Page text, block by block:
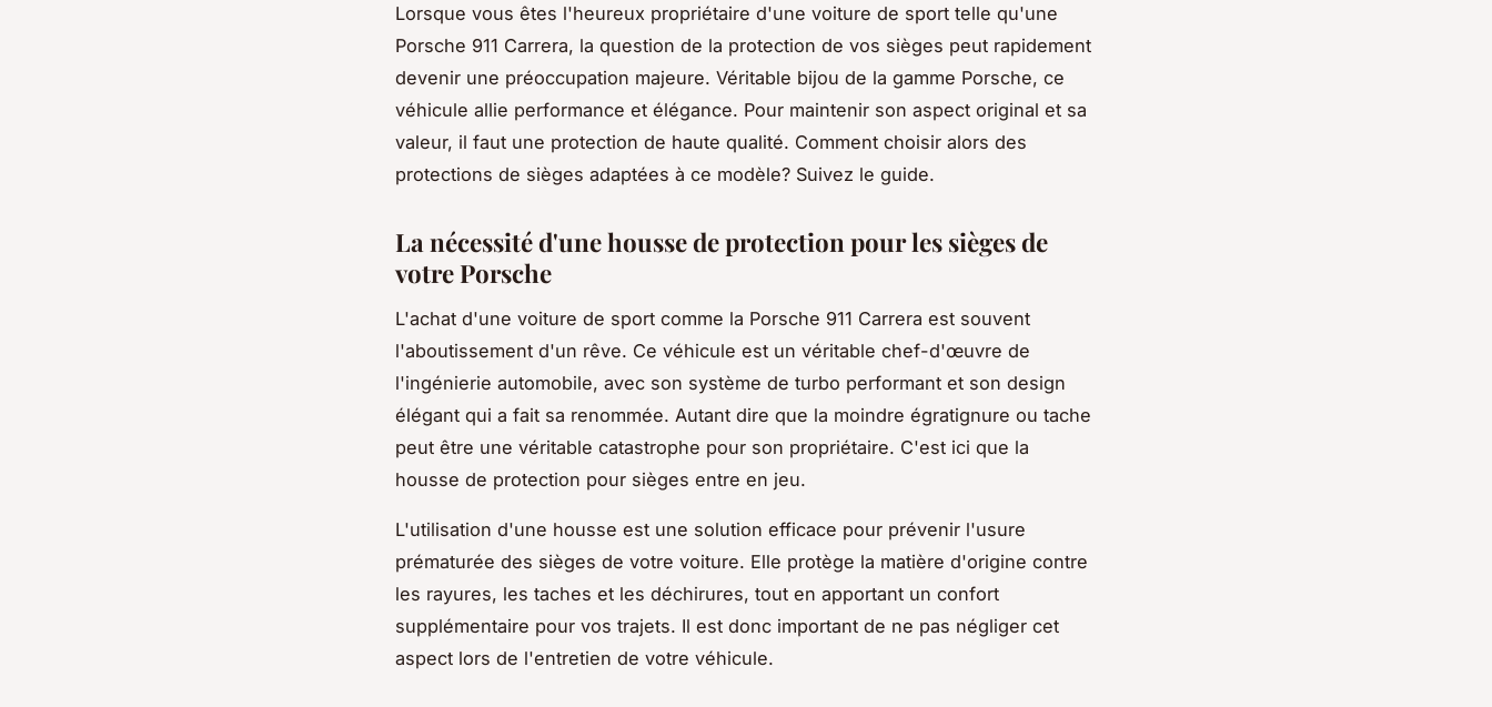
Lorsque vous êtes l'heureux propriétaire d'une voiture de sport telle qu'une
Porsche 911 Carrera, la question de la protection de vos sièges peut rapidement
devenir une préoccupation majeure. Véritable bijou de la gamme Porsche, ce
véhicule allie performance et élégance. Pour maintenir son aspect original et sa
valeur, il faut une protection de haute qualité. Comment choisir alors des
protections de sièges adaptées à ce modèle? Suivez le guide.
La nécessité d'une housse de protection pour les sièges de
votre Porsche
L'achat d'une voiture de sport comme la Porsche 911 Carrera est souvent
l'aboutissement d'un rêve. Ce véhicule est un véritable chef-d'œuvre de
l'ingénierie automobile, avec son système de turbo performant et son design
élégant qui a fait sa renommée. Autant dire que la moindre égratignure ou tache
peut être une véritable catastrophe pour son propriétaire. C'est ici que la
housse de protection pour sièges entre en jeu.
L'utilisation d'une housse est une solution efficace pour prévenir l'usure
prématurée des sièges de votre voiture. Elle protège la matière d'origine contre
les rayures, les taches et les déchirures, tout en apportant un confort
supplémentaire pour vos trajets. Il est donc important de ne pas négliger cet
aspect lors de l'entretien de votre véhicule.